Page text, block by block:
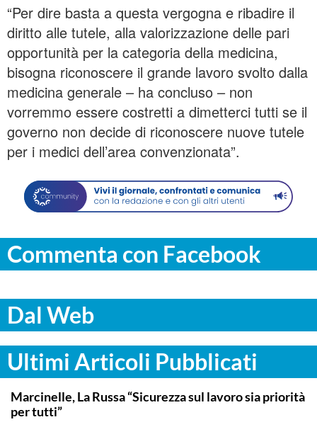
“Per dire basta a questa vergogna e ribadire il
diritto alle tutele, alla valorizzazione delle pari
opportunità per la categoria della medicina,
bisogna riconoscere il grande lavoro svolto dalla
medicina generale – ha concluso – non
vorremmo essere costretti a dimetterci tutti se il
governo non decide di riconoscere nuove tutele
per i medici dell’area convenzionata”.
Commenta con Facebook
Dal Web
Ultimi Articoli Pubblicati
ITALPRESS
Marcinelle, La Russa “Sicurezza sul lavoro sia priorità
per tutti”